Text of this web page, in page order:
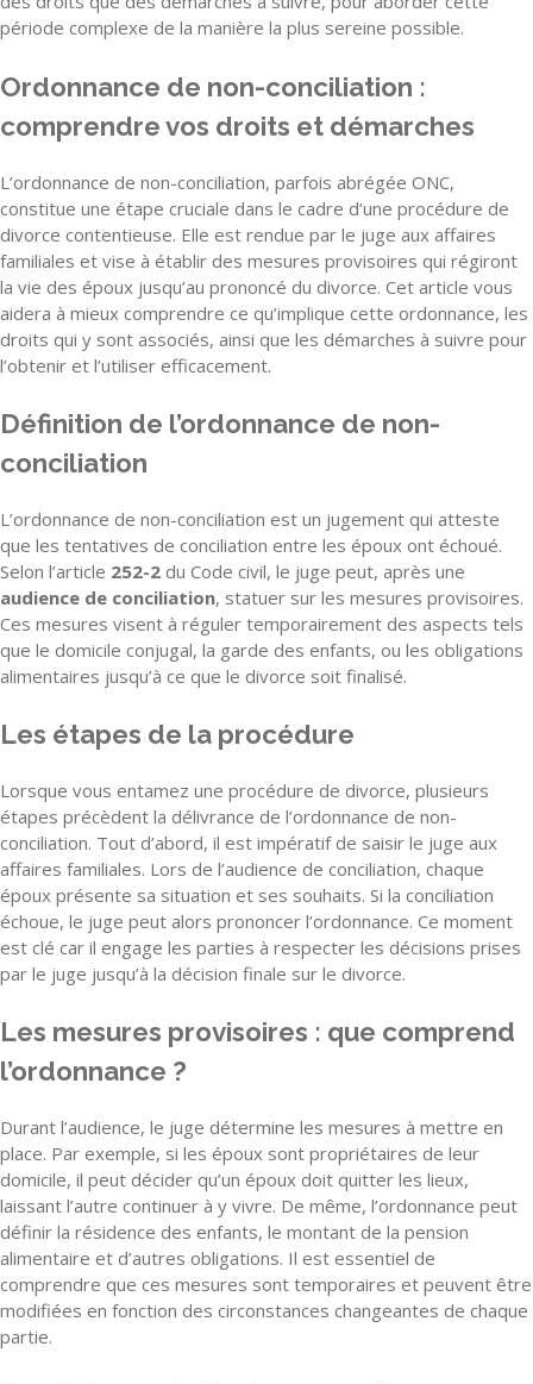
période complexe de la manière la plus sereine possible.
Ordonnance de non-conciliation :
comprendre vos droits et démarches
L’ordonnance de non-conciliation, parfois abrégée ONC,
constitue une étape cruciale dans le cadre d’une procédure de
divorce contentieuse. Elle est rendue par le juge aux affaires
familiales et vise à établir des mesures provisoires qui régiront
la vie des époux jusqu’au prononcé du divorce. Cet article vous
aidera à mieux comprendre ce qu’implique cette ordonnance, les
droits qui y sont associés, ainsi que les démarches à suivre pour
l’obtenir et l’utiliser efficacement.
Définition de l’ordonnance de non-
conciliation
L’ordonnance de non-conciliation est un jugement qui atteste
que les tentatives de conciliation entre les époux ont échoué.
Selon l’article 252-2 du Code civil, le juge peut, après une
audience de conciliation, statuer sur les mesures provisoires.
Ces mesures visent à réguler temporairement des aspects tels
que le domicile conjugal, la garde des enfants, ou les obligations
alimentaires jusqu’à ce que le divorce soit finalisé.
Les étapes de la procédure
Lorsque vous entamez une procédure de divorce, plusieurs
étapes précèdent la délivrance de l’ordonnance de non-
conciliation. Tout d’abord, il est impératif de saisir le juge aux
affaires familiales. Lors de l’audience de conciliation, chaque
époux présente sa situation et ses souhaits. Si la conciliation
échoue, le juge peut alors prononcer l’ordonnance. Ce moment
est clé car il engage les parties à respecter les décisions prises
par le juge jusqu’à la décision finale sur le divorce.
Les mesures provisoires : que comprend
l’ordonnance ?
Durant l’audience, le juge détermine les mesures à mettre en
place. Par exemple, si les époux sont propriétaires de leur
domicile, il peut décider qu’un époux doit quitter les lieux,
laissant l’autre continuer à y vivre. De même, l’ordonnance peut
définir la résidence des enfants, le montant de la pension
alimentaire et d’autres obligations. Il est essentiel de
comprendre que ces mesures sont temporaires et peuvent être
modifiées en fonction des circonstances changeantes de chaque
partie.